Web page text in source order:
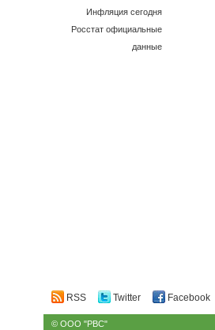
Инфляция сегодня
Росстат официальные
данные
RSS Twitter Facebook
© ООО "РВС"